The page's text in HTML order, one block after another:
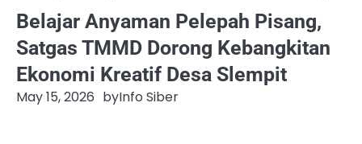
Belajar Anyaman Pelepah Pisang,
Satgas TMMD Dorong Kebangkitan
Ekonomi Kreatif Desa Slempit
May 15, 2026 byInfo Siber